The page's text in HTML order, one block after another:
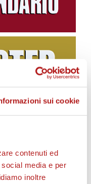
sui cookie
contenuti ed
media e per
inoltre